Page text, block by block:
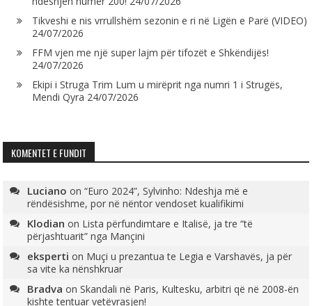
Tikveshi e nis vrrullshëm sezonin e ri në Ligën e Parë (VIDEO)
24/07/2026
FFM vjen me një super lajm për tifozët e Shkëndijës!
24/07/2026
Ekipi i Struga Trim Lum u mirëprit nga numri 1 i Strugës,
Mendi Qyra 24/07/2026
KOMENTET E FUNDIT
Luciano on“Euro 2024”, Sylvinho: Ndeshja më e
rëndësishme, por në nëntor vendoset kualifikimi
Klodian on Lista përfundimtare e Italisë, ja tre “të
përjashtuarit” nga Mançini
eksperti on Muçi u prezantua te Legia e Varshavës, ja për
sa vite ka nënshkruar
Bradva onSkandali në Paris, Kultesku, arbitri që në 2008-ën
kishte tentuar vetëvrasjen!